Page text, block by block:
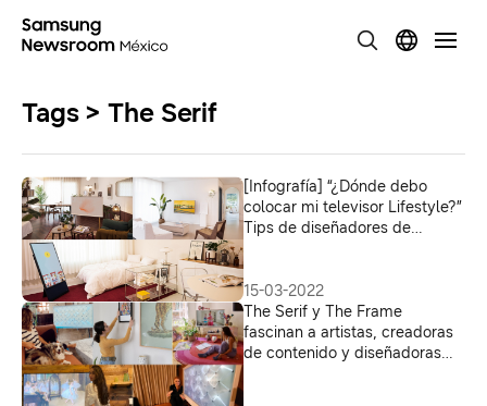
Tags > The Serif
[Infografía] “¿Dónde debo
colocar mi televisor Lifestyle?”
Tips de diseñadores de
15-03-2022
The Serif y The Frame
fascinan a artistas, creadoras
de contenido y diseñadoras